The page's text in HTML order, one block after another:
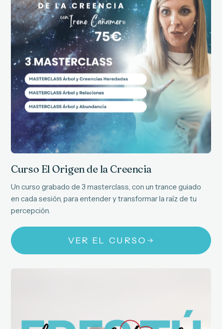
Curso El Origen de la Creencia
Un curso grabado de 3 masterclass, con un trance guiado
en cada sesión, para entender y transformar la raíz de tu
percepción.
VER EL CURSO